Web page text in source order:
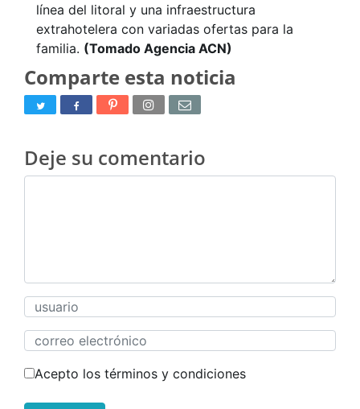
línea del litoral y una infraestructura
extrahotelera con variadas ofertas para la
familia. (Tomado Agencia ACN)
Comparte esta noticia
Deje su comentario
Acepto los términos y condiciones